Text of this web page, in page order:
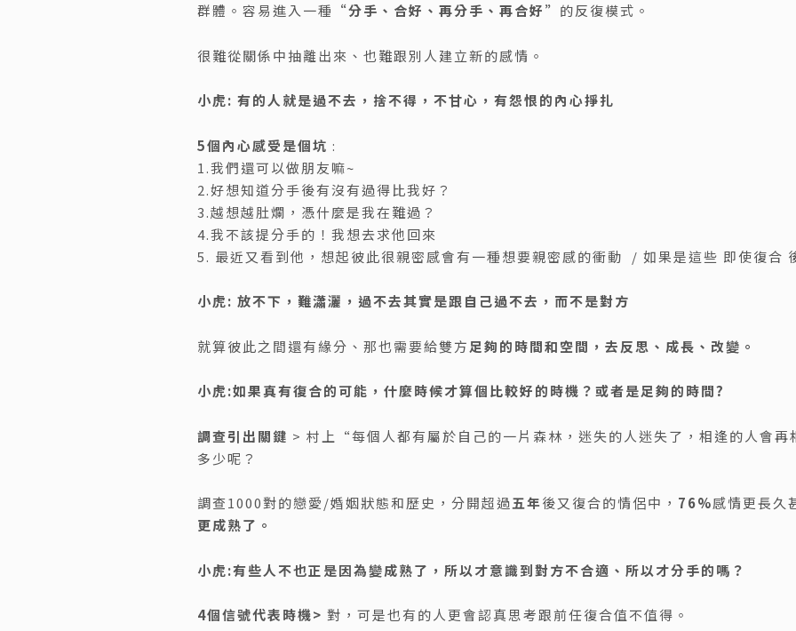
群體。容易進入一種 “分手、合好、再分手、再合好” 的反復模式。
很難從關係中抽離出來、也難跟別人建立新的感情。
小虎: 有的人就是過不去，捨不得，不甘心，有怨恨的內心掙扎
5個內心感受是個坑 :
1.我們還可以做朋友嘛~
2.好想知道分手後有沒有過得比我好？
3.越想越肚爛，憑什麼是我在難過？
4.我不該提分手的！我想去求他回來
5. 最近又看到他，想起彼此很親密感會有一種想要親密感的衝動 / 如果是這些 即使復合
小虎: 放不下，難瀟灑，過不去其實是跟自己過不去，而不是對方
就算彼此之間還有緣分、那也需要給雙方足夠的時間和空間，去反思、成長、改變。
小虎:如果真有復合的可能，什麼時候才算個比較好的時機？或者是足夠的時間?
調查引出關鍵 > 村上“每個人都有屬於自己的一片森林，迷失的人迷失了，相逢的人會
多少呢？
調查1000對的戀愛/婚姻狀態和歷史，分開超過五年後又復合的情侶中， 76%感情更長久
更成熟了。
小虎:有些人不也正是因為變成熟了，所以才意識到對方不合適、所以才分手的嗎？
4個信號代表時機> 對，可是也有的人更會認真思考跟前任復合值不值得。